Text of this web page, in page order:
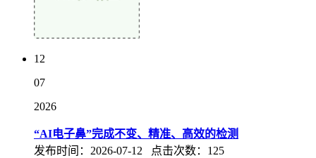
12
07
2026
“AI电子鼻”完成不变、精准、高效的检测
发布时间：2026-07-12 点击次数：125